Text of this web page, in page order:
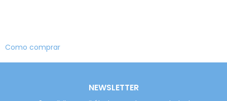
Como comprar
NEWSLETTER